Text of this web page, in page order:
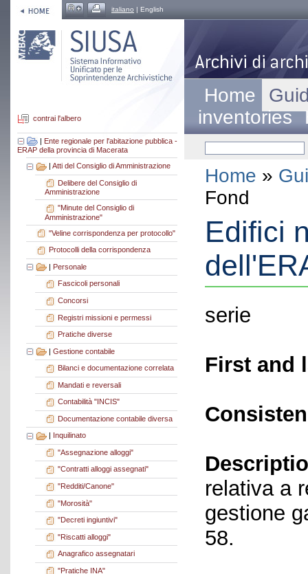
italiano | English
contrai l'albero
| Ente regionale per l'abitazione pubblica -
ERAP della provincia di Macerata
| Atti del Consiglio di Amministrazione
Delibere del Consiglio di
Amministrazione
"Minute del Consiglio di
Amministrazione"
"Veline corrispondenza per protocollo"
Protocolli della corrispondenza
| Personale
Fascicoli personali
Concorsi
Registri missioni e permessi
Pratiche diverse
| Gestione contabile
Bilanci e documentazione correlata
Mandati e reversali
Contabilità "INCIS"
Documentazione contabile diversa
Inquilinato
"Assegnazione alloggi"
"Contratti alloggi assegnati"
"Redditi/Canone"
"Morosità"
"Decreti ingiuntivi"
"Riscatti alloggi"
Anagrafico assegnatari
"Pratiche INA"
Home
inventories
Home »
Fond
Edifici
serie
First and
relativa a
gestione
58.